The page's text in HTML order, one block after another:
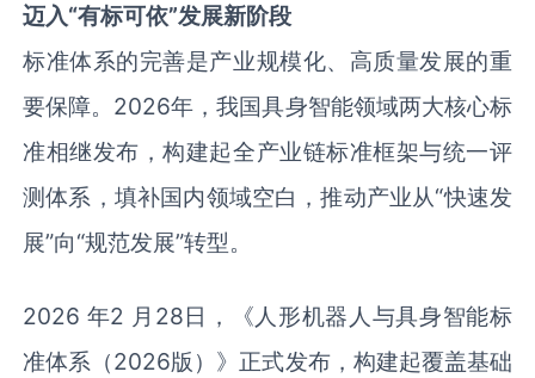
迈入“有标可依”发展新阶段
标准体系的完善是产业规模化、高质量发展的重
要保障。2026年，我国具身智能领域两大核心标
准相继发布，构建起全产业链标准框架与统一评
测体系，填补国内领域空白，推动产业从“快速发
展”向“规范发展”转型。
2026 年2 月28日，《人形机器人与具身智能标
准体系（2026版）》正式发布，构建起覆盖基础